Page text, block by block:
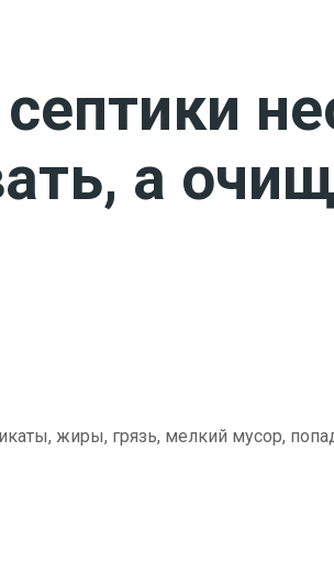
а
жиры, грязь, мелкий мусор,